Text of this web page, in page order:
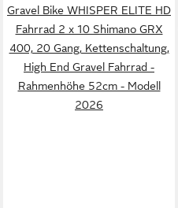
Gravel Bike WHISPER ELITE HD
Fahrrad 2 x 10 Shimano GRX
400, 20 Gang, Kettenschaltung,
High End Gravel Fahrrad -
Rahmenhöhe 52cm - Modell
2026